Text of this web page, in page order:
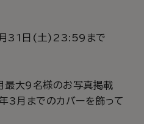
31日(土)23:59まで
最大9名様のお写真掲載
までのカバーを飾って